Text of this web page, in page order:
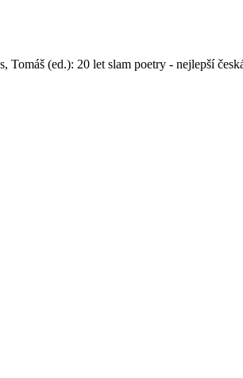
(ed.): 20 let slam poetry - nejlepší